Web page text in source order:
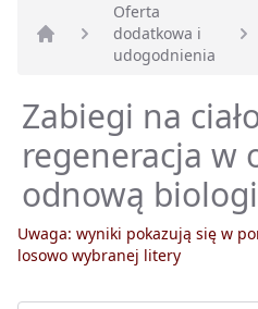
Strona główna
Oferta
dodatkowa i
udogodnienia
Zabiegi na
regeneracja w
odnową
Uwaga: wyniki pokazują się w
losowo wybranej litery